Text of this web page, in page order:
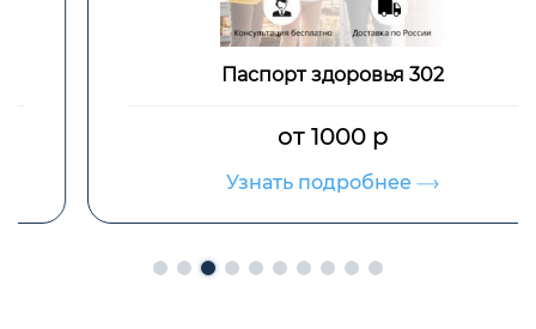
Паспорт здоровья 302
от 1000 р
Узнать подробнее